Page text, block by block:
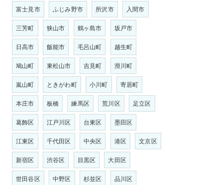
富士見市 ふじみ野市 所沢市 入間市
三芳町 狭山市 鶴ヶ島市 坂戸市
日高市 飯能市 毛呂山町 越生町
鳩山町 東松山市 吉見町 滑川町
嵐山町 ときがわ町 小川町 寄居町
本庄市 板橋 練馬区 荒川区 足立区
葛飾区 江戸川区 台東区 墨田区
江東区 千代田区 中央区 港区 文京区
新宿区 渋谷区 目黒区 大田区
世田谷区 中野区 杉並区 品川区